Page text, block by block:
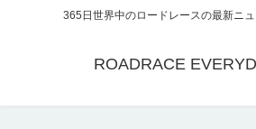
365日世界中のロードレースの最新ニュ
ROADRACE